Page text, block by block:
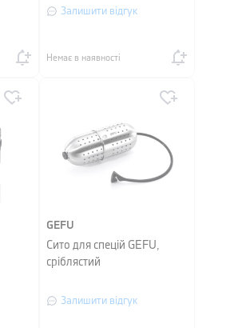
предметів
Залишити відгук
Немає в наявності
GEFU
Сито для спецій GEFU,
сріблястий
Залишити відгук